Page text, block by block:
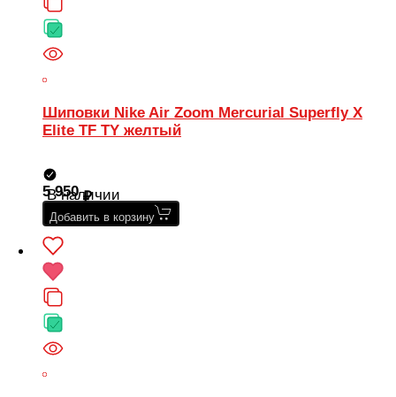
Шиповки Nike Air Zoom Mercurial Superfly X
Elite TF TY желтый
В наличии
5 950
Добавить в корзину